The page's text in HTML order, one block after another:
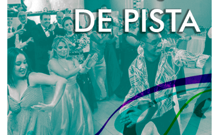
ANIMAÇÃO DE PISTA
Uma equipe especializada de animadancers abre a
pista da sua festa e coloca todos os seus convidados
para dançar!
Ninguém fica parado e a pista permanece sempre
cheia! Além de quebrar aquele gelo inicial de qualquer
evento, os animadancers garantem o sucesso no
quesito animação da sua festa!
Para mais informações, entre em contato com a
gente!